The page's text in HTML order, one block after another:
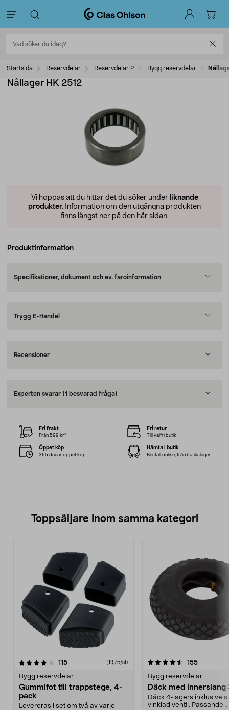
Startsida Reservdelar Reservdelar 2 Bygg reservdelar
Nållager HK 2512
Vi hoppas att du hittar det du söker under liknande
produkter. Information om den utgångna produkten
finns längst ner på den här sidan.
Produktinformation
Specifikationer, dokument och ev. faroinformation
Trygg E-Handel
Recensioner
Experten svarar (1 besvarad fråga)
Fri frakt
Från 599 kr*
Fri retur
Till valfri butik
Öppet köp
365 dagar öppet köp
Hämta i butik
Beställ online, från butikslager
Toppsäljare inom samma kategori
115recensioner (19,75/st)
Bygg reservdelar
Gummifot till trappstege, 4-
pack
Levereras i set om två av varje
4.5 av 5 stjärnor 155
Bygg reservdelar
Däck med
Däck 4-lagers inklusive
vinklad ventil. Passande
4.0 av 5 stjärnor